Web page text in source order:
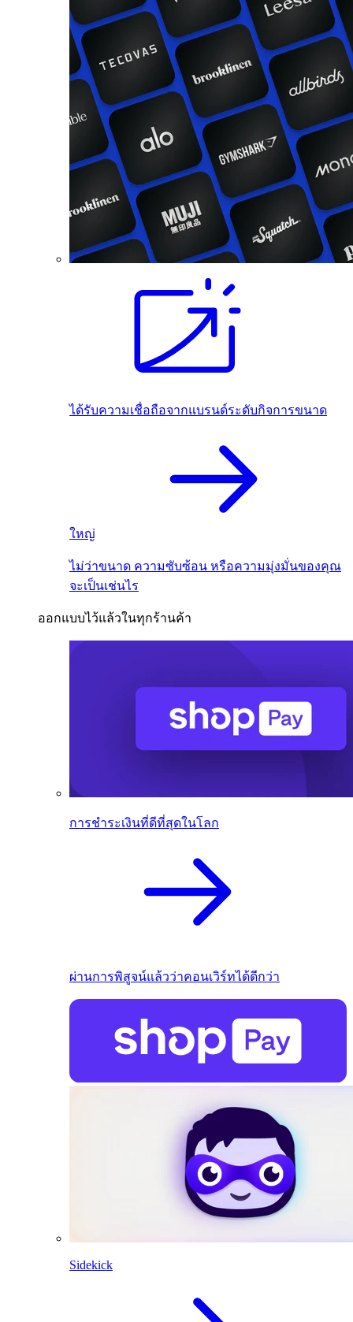
ได้รับความเชื่อถือจากแบรนด์ระดับกิจการขนาด
ใหญ่
ไม่ว่าขนาด ความซับซ้อน หรือความมุ่งมั่นของคุณ
จะเป็นเช่นไร
ออกแบบไว้แล้วในทุกร้านค้า
การชำระเงินที่ดีที่สุดในโลก
ผ่านการพิสูจน์แล้วว่าคอนเวิร์ทได้ดีกว่า
Sidekick